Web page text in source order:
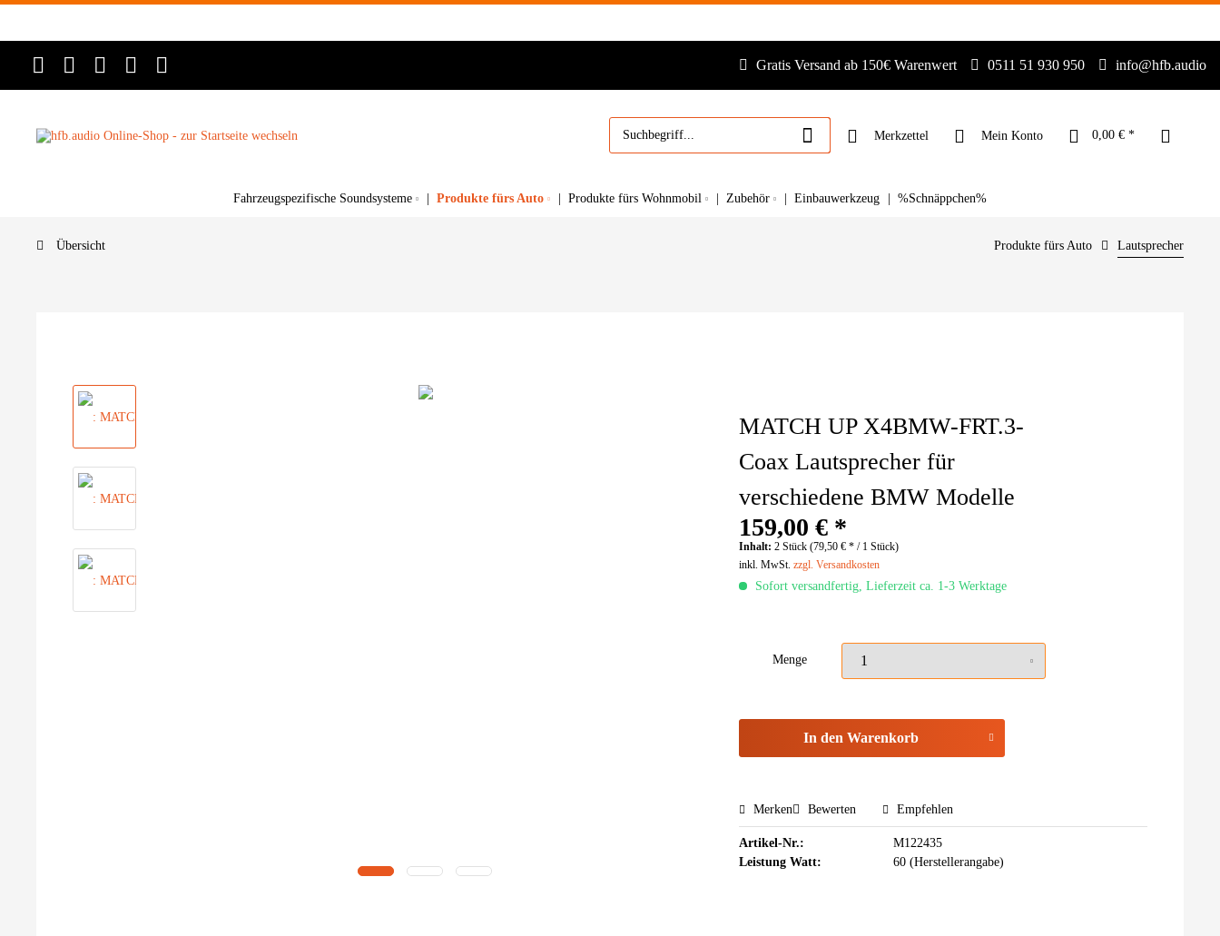
Gratis Versand ab 150€ Warenwert 0511 51 930 950 info@hfb.audio
Merkzettel Mein Konto 0,00 € *
Fahrzeugspezifische Soundsysteme Produkte fürs Wohnmobil Zubehör Einbauwerkzeug %Schnäppchen%
Übersicht Produkte fürs Auto Lautsprecher
MATCH UP X4BMW-FRT.3-
Coax Lautsprecher für
verschiedene BMW Modelle
159,00 € *
Inhalt:2 Stück (79,50 € * / 1 Stück)
inkl. MwSt.zzgl. Versandkosten
Sofort versandfertig, Lieferzeit ca. 1-3 Werktage
Menge
In den Warenkorb
Merken Bewerten Empfehlen
Artikel-Nr.:
M122435
Leistung Watt:
60 (Herstellerangabe)